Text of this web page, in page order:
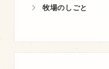
牧場のしごと